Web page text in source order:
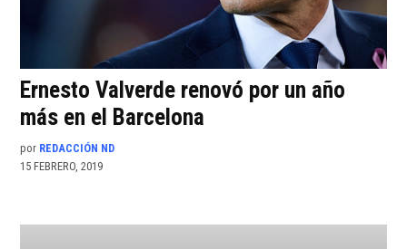
Ernesto Valverde renovó por un año
más en el Barcelona
por REDACCIÓN ND
15 FEBRERO, 2019